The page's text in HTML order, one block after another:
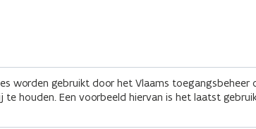
worden gebruikt door het Vlaams toegangsbeheer
te houden. Een voorbeeld hiervan is het laatst